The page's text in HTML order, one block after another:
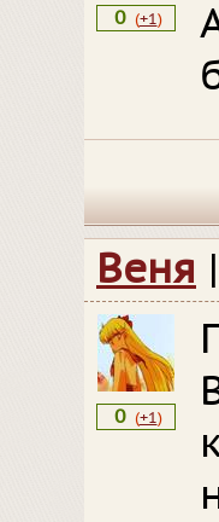
0 (+1)
Веня |
0 (+1)